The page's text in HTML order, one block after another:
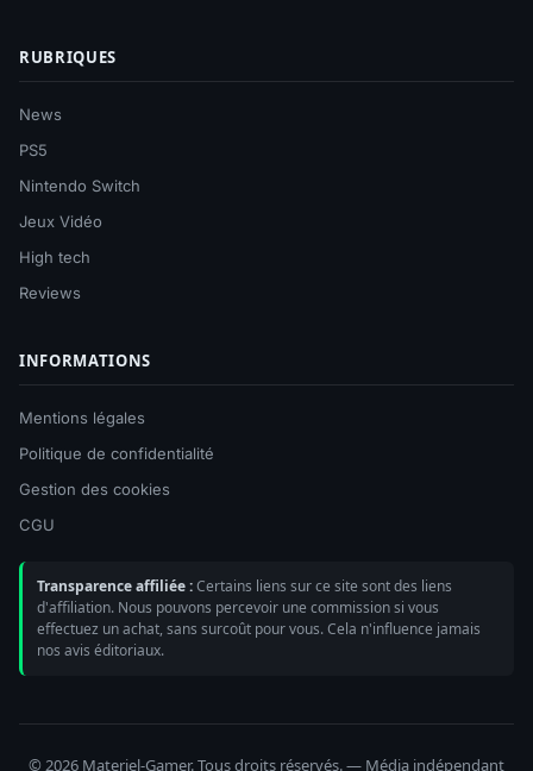
RUBRIQUES
News
PS5
Nintendo Switch
Jeux Vidéo
High tech
Reviews
INFORMATIONS
Mentions légales
Politique de confidentialité
Gestion des cookies
CGU
Transparence affiliée :Certains liens sur ce site sont des liens
d'affiliation. Nous pouvons percevoir une commission si vous
effectuez un achat, sans surcoût pour vous. Cela n'influence jamais
nos avis éditoriaux.
© 2026 Materiel-Gamer. Tous droits réservés. — Média indépendant